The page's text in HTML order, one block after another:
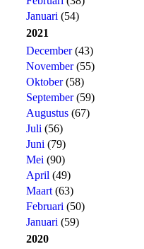
Januari (54)
2021
December(43)
November(55)
Oktober(58)
September(59)
Augustus (67)
Juli (56)
Juni (79)
Mei (90)
April (49)
Maart (63)
Februari (50)
Januari (59)
2020